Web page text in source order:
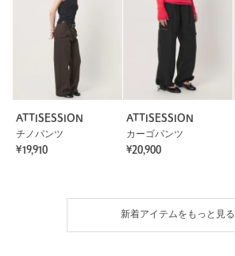
ATTISESSION
チノパンツ
¥19,910
ATTISESSION
カーゴパンツ
¥20,900
新着アイテムをもっと見る